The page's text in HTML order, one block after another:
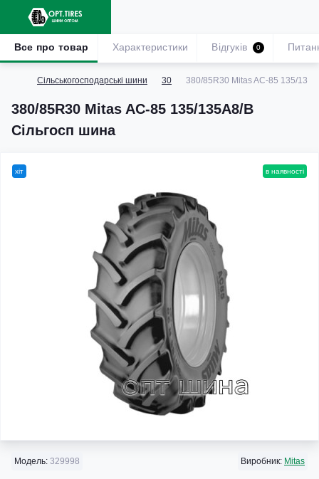
Сільськогосподарські шини 30 380/85R30 Mitas AC-85 135/
380/85R30 Mitas AC-85 135/135A8/B
Сільгосп шина
Все про товар Характеристики Відгуків 0
хіт в наявності
Модель: 329998 Виробник: Mitas